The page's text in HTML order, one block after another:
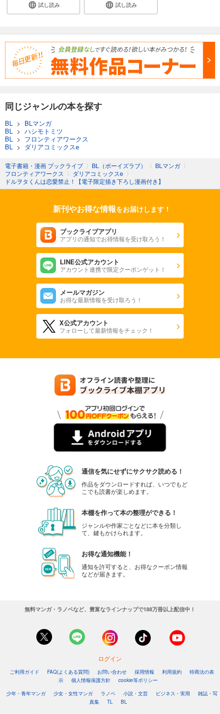
試し読み 試し読み
同じジャンルの本を探す
BL > BLマンガ
BL > ハシモトミツ
BL > フロンティアワークス
BL > ダリアコミックスe
電子書籍・漫画 ブックライブ 〉 BL（ボーイズラブ） 〉 BLマンガ 〉
フロンティアワークス 〉 ダリアコミックスe 〉
ドルヲタくんは恋愛禁止！【電子限定描き下ろし漫画付き】
新刊やお得な情報をお届けします！
ブックライブアプリ
アプリの通知でお得情報を受け取ろう！
LINE公式アカウント
アカウント連携で限定クーポンゲット！
メールマガジン
お得な最新情報を受け取ろう！
X公式アカウント
フォローして最新情報をチェック！
通信を気にせずにサクサク読める！
作品をダウンロードすれば、いつでもど
こでも読書が楽しめます。
本棚を作って本の整理ができる！
ジャンルや作家ごとなどに本を分類し
て、鍵もかけられます。
お得な通知機能！
通知を許可すると、お得なクーポン情報
などが届きます。
無料マンガ・ラノベなど、豊富なラインナップで188万冊以上配信中！
ログイン
ご利用ガイド FAQ(よくある質問) お問い合わせ 採用情報 利用規約
特商法の表
示
個人情報保護方針
cookie等ポリシー
少年・青年マンガ
少女・女性マンガ ラノベ 小説・文芸 ビジネス・実用
雑誌・写
真集
TL BL